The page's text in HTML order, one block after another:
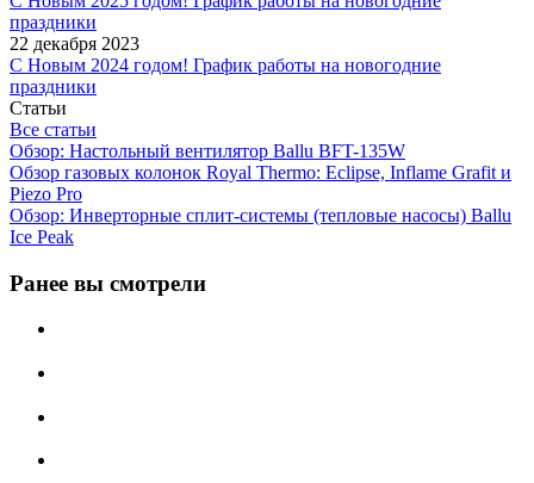
праздники
22 декабря 2023
С Новым 2024 годом! График работы на новогодние
праздники
Статьи
Все статьи
Обзор: Настольный вентилятор Ballu BFT-135W
Обзор газовых колонок Royal Thermo: Eclipse, Inflame Grafit и
Piezo Pro
Обзор: Инверторные сплит-системы (тепловые насосы) Ballu
Ice Peak
Ранее вы смотрели